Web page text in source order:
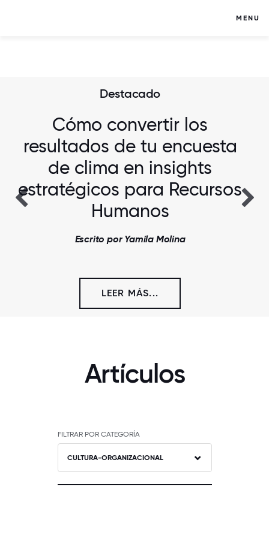
MENU
Destacado
Cómo convertir los
resultados de tu encuesta
de clima en insights
estratégicos para Recursos
Humanos
Escrito por Yamila Molina
LEER MÁS...
Artículos
FILTRAR POR CATEGORÍA
CULTURA-ORGANIZACIONAL